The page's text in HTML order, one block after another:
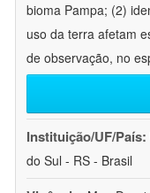
bioma Pampa; (2)
uso da terra afetam
de observação, no
Instituição/UF/País:
do Sul - RS - Brasil